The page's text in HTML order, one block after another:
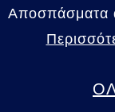
Αποσπάσματα